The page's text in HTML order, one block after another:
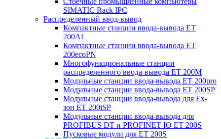
SIMATIC Rack IPC
Распределенный ввод-вывод
Компактные станции ввода-вывода ET
200AL
Компактные станции ввода-вывода ET
200ecoPN
Многофункциональные станции
распределенного ввода-вывода ET 200M
Модульные станции ввода-вывода ET 200pro
Модульные станции ввода-вывода ET 200SP
Модульные станции ввода-вывода для Ex-
зон ET 200iSP
Модульные станции ввода-вывода для
PROFIBUS DT и PROFINET IO ET 200S
Пусковые модули для ET 200S